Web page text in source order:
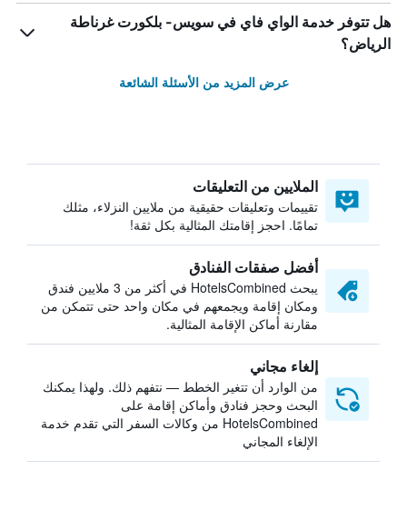
هل تتوفر خدمة الواي فاي في سويس- بلكورت غرناطة
الرياض؟
عرض المزيد من الأسئلة الشائعة
الملايين من التعليقات
تقييمات وتعليقات حقيقية من ملايين النزلاء، مثلك
تمامًا. احجز إقامتك المثالية بكل ثقة!
أفضل صفقات الفنادق
يبحث HotelsCombined في أكثر من 3 ملايين فندق
ومكان إقامة ويجمعهم في مكان واحد حتى تتمكن من
مقارنة أماكن الإقامة المثالية.
إلغاء مجاني
من الوارد أن تتغير الخطط — نتفهم ذلك. ولهذا يمكنك
البحث وحجز فنادق وأماكن إقامة على
HotelsCombined من وكالات السفر التي تقدم خدمة
الإلغاء المجاني